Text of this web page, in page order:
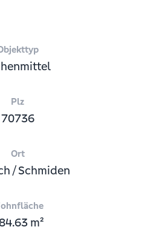
Plz
70736
Ort
/ Schmiden
m²